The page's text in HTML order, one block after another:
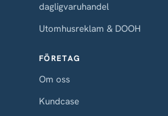
dagligvaruhandel
Utomhusreklam & DOOH
FÖRETAG
Om oss
Kundcase